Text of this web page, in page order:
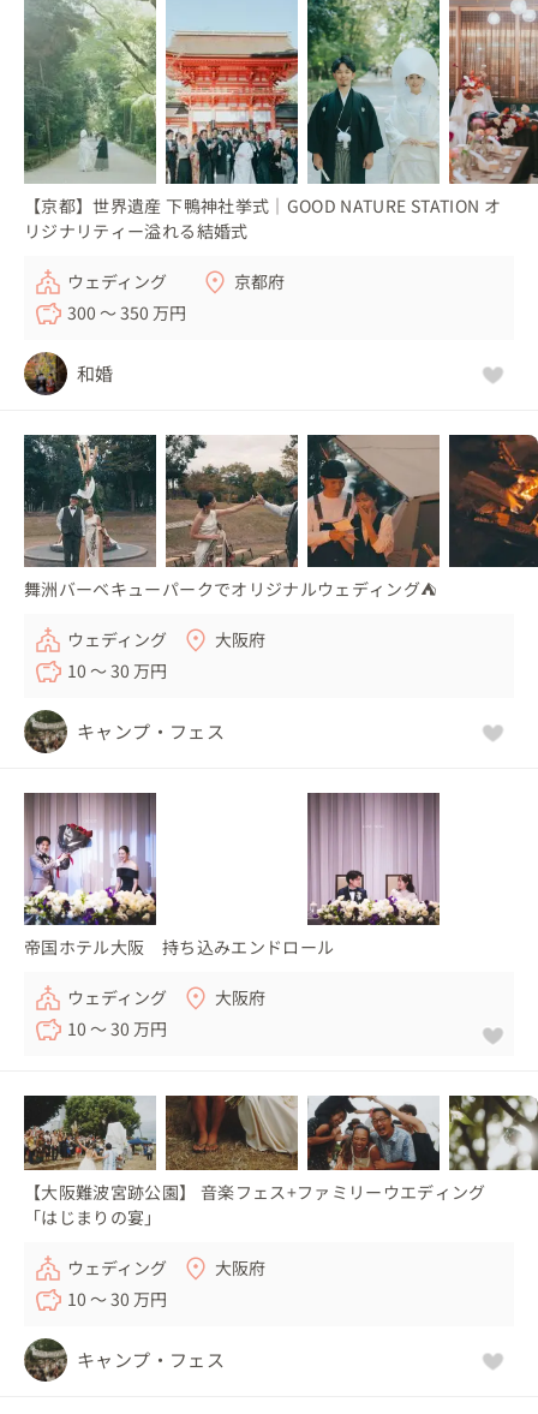
【京都】世界遺産 下鴨神社挙式｜GOOD NATURE STATION オ
リジナリティー溢れる結婚式
ウェディング
京都府
300 〜 350 万円
和婚
舞洲バーベキューパークでオリジナルウェディング⛺
ウェディング
大阪府
10 〜 30 万円
キャンプ・フェス
帝国ホテル大阪 持ち込みエンドロール
ウェディング
大阪府
10 〜 30 万円
【大阪難波宮跡公園】 音楽フェス+ファミリーウエディング
「はじまりの宴」
ウェディング
大阪府
10 〜 30 万円
キャンプ・フェス